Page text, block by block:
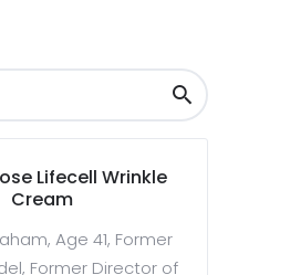
Lifecell Wrinkle
Cream
Age 41, Former
Former Director of